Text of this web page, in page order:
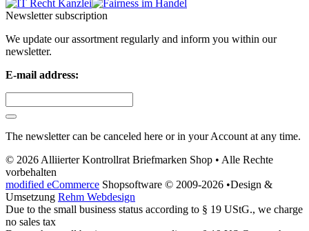
Newsletter subscription
We update our assortment regularly and inform you within our
newsletter.
E-mail address:
The newsletter can be canceled here or in your Account at any time.
© 2026 Alliierter Kontrollrat Briefmarken Shop • Alle Rechte
vorbehalten
modified eCommerce Shopsoftware © 2009-2026 •Design &
Umsetzung Rehm Webdesign
Due to the small business status according to § 19 UStG., we charge
no sales tax